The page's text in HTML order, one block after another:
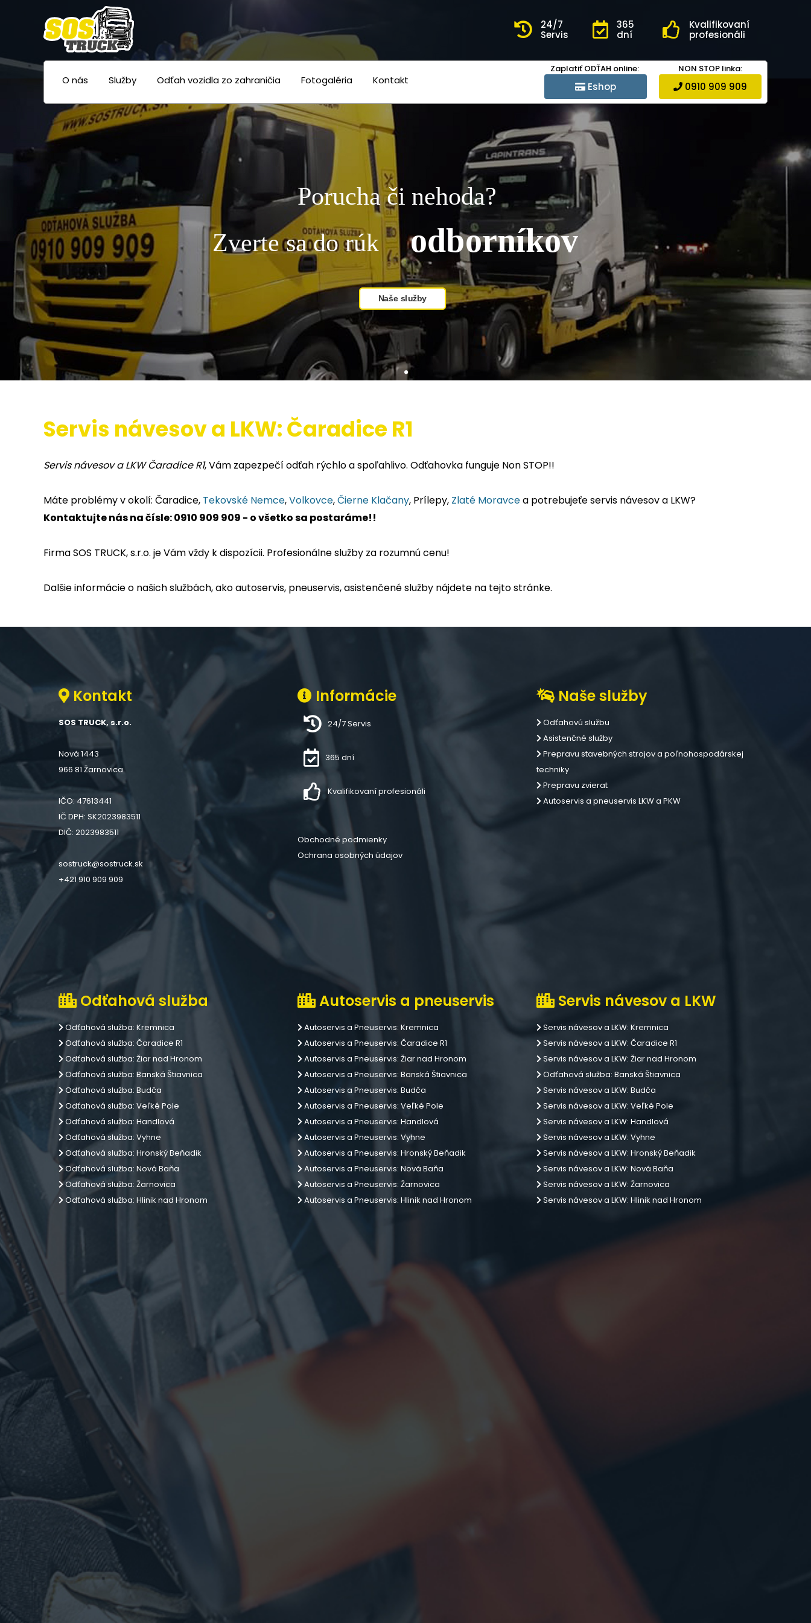
24/7
Servis
365
dní
Kvalifikovaní
profesionáli
0910 909 909
NON STOP linka:
Eshop
Zaplatiť ODŤAH online:
O nás Služby Odťah vozidla zo zahraničia Fotogaléria Kontakt
Porucha či nehoda?
Zverte sa do rúk
odborníkov
Naše služby
Servis návesov a LKW: Čaradice R1
Servis návesov a LKW Čaradice R1, Vám zapezpečí odťah rýchlo a spoľahlivo. Odťahovka funguje Non STOP!!
Máte problémy v okolí: Čaradice, Tekovské Nemce,Volkovce,Čierne Klačany, Prílepy, Zlaté Moravcea potrebujeťe servis návesov a LKW?
Kontaktujte nás na čísle: 0910 909 909 - o všetko sa postaráme!!
Firma SOS TRUCK, s.r.o. je Vám vždy k dispozícii. Profesionálne služby za rozumnú cenu!
Dalšie informácie o našich službách, ako autoservis, pneuservis, asistenčené služby nájdete na tejto stránke.
Kontakt
SOS TRUCK, s.r.o.
Nová 1443
966 81 Žarnovica
IČO: 47613441
IČ DPH: SK2023983511
DIČ: 2023983511
sostruck@sostruck.sk
+421 910 909 909
Informácie
24/7 Servis
365 dní
Kvalifikovaní profesionáli
Obchodné podmienky
Ochrana osobných údajov
Naše služby
Odťahovú službu
Asistenčné služby
Prepravu stavebných strojov a poľnohospodárskej
techniky
Prepravu zvierat
Autoservis a pneuservis LKW a PKW
Odťahová služba
Odťahová služba: Kremnica
Odťahová služba: Čaradice R1
Odťahová služba: Žiar nad Hronom
Odťahová služba: Banská Štiavnica
Odťahová služba: Budča
Odťahová služba: Veľké Pole
Odťahová služba: Handlová
Odťahová služba: Vyhne
Odťahová služba: Hronský Beňadik
Odťahová služba: Nová Baňa
Odťahová služba: Žarnovica
Odťahová služba: Hlinik nad Hronom
Autoservis a pneuservis
Autoservis a Pneuservis: Kremnica
Autoservis a Pneuservis: Čaradice R1
Autoservis a Pneuservis: Žiar nad Hronom
Autoservis a Pneuservis: Banská Štiavnica
Autoservis a Pneuservis: Budča
Autoservis a Pneuservis: Veľké Pole
Autoservis a Pneuservis: Handlová
Autoservis a Pneuservis: Vyhne
Autoservis a Pneuservis: Hronský Beňadik
Autoservis a Pneuservis: Nová Baňa
Autoservis a Pneuservis: Žarnovica
Autoservis a Pneuservis: Hlinik nad Hronom
Servis návesov a LKW
Servis návesov a LKW: Kremnica
Servis návesov a LKW: Čaradice R1
Servis návesov a LKW: Žiar nad Hronom
Odťahová služba: Banská Štiavnica
Servis návesov a LKW: Budča
Servis návesov a LKW: Veľké Pole
Servis návesov a LKW: Handlová
Servis návesov a LKW: Vyhne
Servis návesov a LKW: Hronský Beňadik
Servis návesov a LKW: Nová Baňa
Servis návesov a LKW: Žarnovica
Servis návesov a LKW: Hlinik nad Hronom